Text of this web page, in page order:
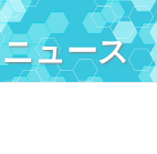
ニュース